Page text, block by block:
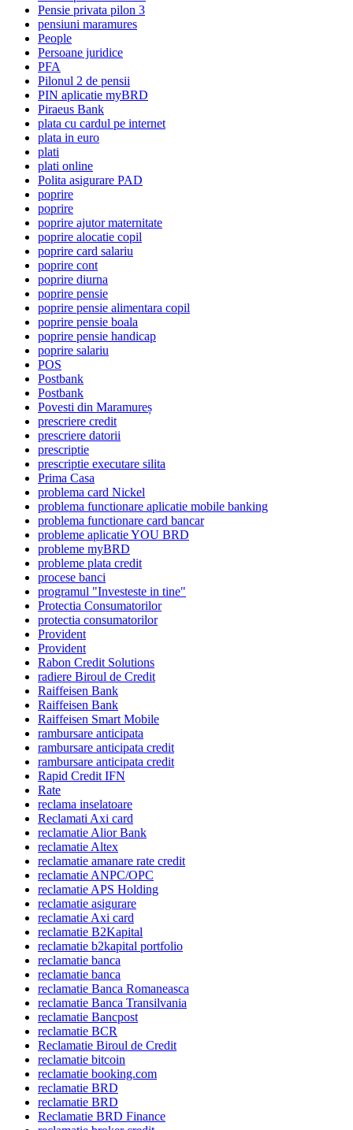
Pensie privata pilon 3
pensiuni maramures
People
Persoane juridice
PFA
Pilonul 2 de pensii
PIN aplicatie myBRD
Piraeus Bank
plata cu cardul pe internet
plata in euro
plati
plati online
Polita asigurare PAD
poprire
poprire
poprire ajutor maternitate
poprire alocatie copil
poprire card salariu
poprire cont
poprire diurna
poprire pensie
poprire pensie alimentara copil
poprire pensie boala
poprire pensie handicap
poprire salariu
POS
Postbank
Postbank
Povesti din Maramureș
prescriere credit
prescriere datorii
prescriptie
prescriptie executare silita
Prima Casa
problema card Nickel
problema functionare aplicatie mobile banking
problema functionare card bancar
probleme aplicatie YOU BRD
probleme myBRD
probleme plata credit
procese banci
programul "Investeste in tine"
Protectia Consumatorilor
protectia consumatorilor
Provident
Provident
Rabon Credit Solutions
radiere Biroul de Credit
Raiffeisen Bank
Raiffeisen Bank
Raiffeisen Smart Mobile
rambursare anticipata
rambursare anticipata credit
rambursare anticipata credit
Rapid Credit IFN
Rate
reclama inselatoare
Reclamati Axi card
reclamatie Alior Bank
reclamatie Altex
reclamatie amanare rate credit
reclamatie ANPC/OPC
reclamatie APS Holding
reclamatie asigurare
reclamatie Axi card
reclamatie B2Kapital
reclamatie b2kapital portfolio
reclamatie banca
reclamatie banca
reclamatie Banca Romaneasca
reclamatie Banca Transilvania
reclamatie Bancpost
reclamatie BCR
Reclamatie Biroul de Credit
reclamatie bitcoin
reclamatie booking.com
reclamatie BRD
reclamatie BRD
Reclamatie BRD Finance